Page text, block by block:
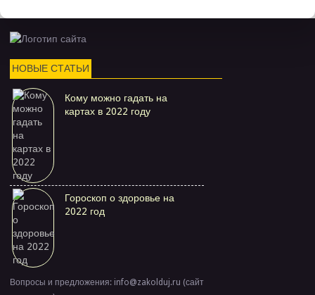
НОВЫЕ СТАТЬИ
Кому можно гадать на
картах в 2022 году
Гороскоп о здоровье на
2022 год
Вопросы и предложения: info@zakolduj.ru (сайт